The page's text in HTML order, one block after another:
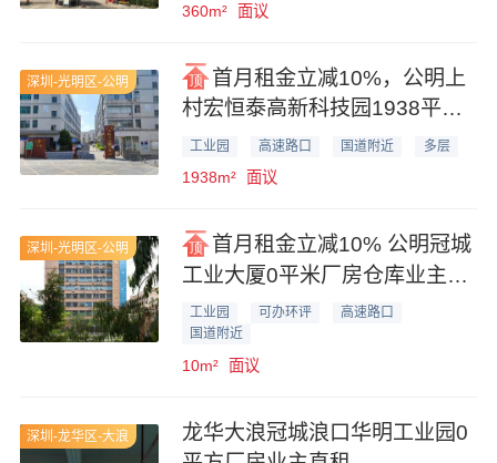
360m² 面议
深圳-光明区-公明
首月租金立减10%，公明上
村宏恒泰高新科技园1938平方
厂房业主出租
工业园 高速路口 国道附近 多层
1938m² 面议
深圳-光明区-公明
首月租金立减10% 公明冠城
工业大厦0平米厂房仓库业主直
租分租
工业园 可办环评
高速路口
国道附近
10m² 面议
深圳-龙华区-大浪
龙华大浪冠城浪口华明工业园0